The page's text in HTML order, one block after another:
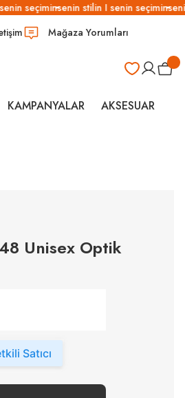
seçiminsenin stilin I senin seçimin
Mağaza Yorumları
KAMPANYALAR AKSESUAR
Unisex Optik
Satıcı